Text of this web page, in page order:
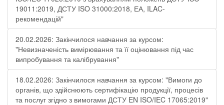
19011:2019, ДСТУ ISO 31000:2018, ЕА, ILAC-
рекомендацій"
20.02.2026: Закінчилося навчання за курсом:
"Невизначеність вимірювання та її оцінювання під час
випробування та калібрування"
18.02.2026: Закінчилося навчання за курсом: "Вимоги до
органів, що здійснюють сертифікацію продукції, процесів
та послуг згідно з вимогами ДСТУ EN ISO/IEC 17065:2019"